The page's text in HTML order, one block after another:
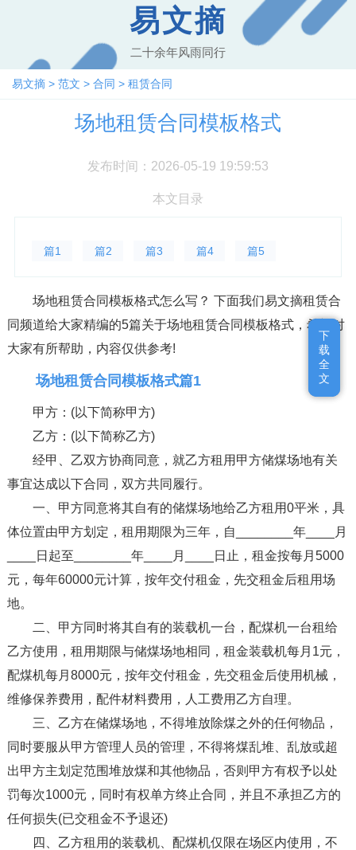
易文摘
二十余年风雨同行
易文摘 > 范文 > 合同 > 租赁合同
场地租赁合同模板格式
发布时间：2026-05-19 19:59:53
本文目录
篇1 篇2 篇3 篇4 篇5
场地租赁合同模板格式怎么写？ 下面我们易文摘租赁合
同频道给大家精编的5篇关于场地租赁合同模板格式，希望对
大家有所帮助，内容仅供参考!
场地租赁合同模板格式篇1
甲方：(以下简称甲方)
乙方：(以下简称乙方)
经甲、乙双方协商同意，就乙方租用甲方储煤场地有关
事宜达成以下合同，双方共同履行。
一、甲方同意将其自有的储煤场地给乙方租用0平米，具
体位置由甲方划定，租用期限为三年，自________年____月
____日起至________年____月____日止，租金按每月5000
元，每年60000元计算，按年交付租金，先交租金后租用场
地。
二、甲方同时将其自有的装载机一台，配煤机一台租给
乙方使用，租用期限与储煤场地相同，租金装载机每月1元，
配煤机每月8000元，按年交付租金，先交租金后使用机械，
维修保养费用，配件材料费用，人工费用乙方自理。
三、乙方在储煤场地，不得堆放除煤之外的任何物品，
同时要服从甲方管理人员的管理，不得将煤乱堆、乱放或超
出甲方主划定范围堆放煤和其他物品，否则甲方有权予以处
罚每次1000元，同时有权单方终止合同，并且不承担乙方的
任何损失(已交租金不予退还)
四、乙方租用的装载机、配煤机仅限在场区内使用，不
下
载
全
文
下
载
全
文